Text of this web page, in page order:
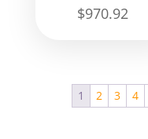
$970.92
1 2 3 4